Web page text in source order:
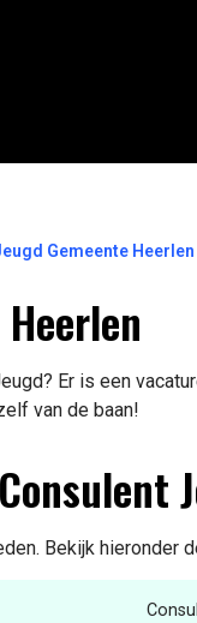
Gemeente
Er is een
van de baan!
Bekijk hieronder